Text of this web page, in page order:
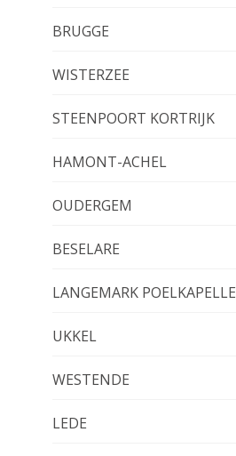
BRUGGE
WISTERZEE
STEENPOORT KORTRIJK
HAMONT-ACHEL
OUDERGEM
BESELARE
LANGEMARK POELKAPELLE
UKKEL
WESTENDE
LEDE